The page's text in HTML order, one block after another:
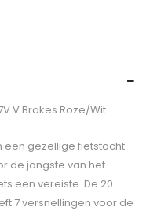
V Brakes Roze/Wit
een gezellige fietstocht
de jongste van het
een vereiste. De 20
7 versnellingen voor de